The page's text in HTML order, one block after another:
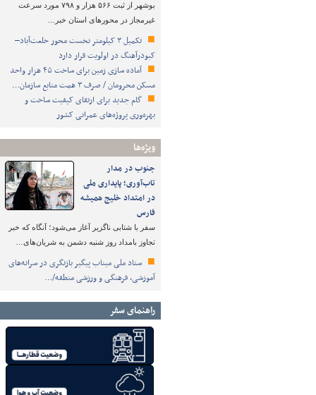
بوشهر از ثبت ۵۶۶ هزار و ۷۹۸ مورد سرعت
غیرمجاز در محورهای استان خبر…
تکمیل ۳ کیلومتر نخست محور خلعت‌آباد–
کبودرآهنگ در اولویت قرار دارد
آماده سازی زمین برای ساخت ۴۵ هزار واحد
مسکن محرومان / صرف ۳ همت منابع سازمان…
گام جدید برای ارتقای کیفیت ساخت و
بهره‌وری پروژه‌های عمرانی کشور
ویژه‌ها
جنوب در مدار
تاب‌آوری؛ پایداری ملی
در امتداد خلیج همیشه
فارس
سفر با شتابی ناگزیر آغاز می‌شود؛ آنگاه که خبر
تجاوز بامداد روز شنبه دشمن به شریان‌های…
ستاد ملی میناب پیگیر بازنگری در سرانه‌های
آموزشی، فرهنگی و ورزشی منطقه/…
راهنمای سفر